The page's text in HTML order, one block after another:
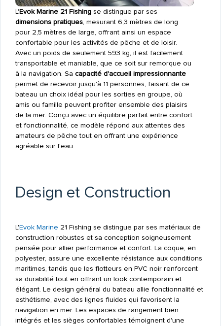
L'Evok Marine 21 Fishingse distingue par ses
dimensions pratiques, mesurant 6,3 mètres de long
pour 2,5 mètres de large, offrant ainsi un espace
confortable pour les activités de pêche et de loisir.
Avec un poids de seulement 593 kg, il est facilement
transportable et maniable, que ce soit sur remorque ou
à la navigation. Sa capacité d'accueil impressionnante
permet de recevoir jusqu'à 11 personnes, faisant de ce
bateau un choix idéal pour les sorties en groupe, où
amis ou famille peuvent profiter ensemble des plaisirs
de la mer. Conçu avec un équilibre parfait entre confort
et fonctionnalité, ce modèle répond aux attentes des
amateurs de pêche tout en offrant une expérience
agréable sur l'eau.
Design et Construction
L'Evok Marine 21 Fishing se distingue par ses matériaux de
construction robustes et sa conception soigneusement
pensée pour allier performance et confort. La coque, en
polyester, assure une excellente résistance aux conditions
maritimes, tandis que les flotteurs en PVC noir renforcent
sa durabilité tout en offrant un look contemporain et
élégant. Le design général du bateau allie fonctionnalité et
esthétisme, avec des lignes fluides qui favorisent la
navigation en mer. Les espaces de rangement bien
intégrés et les sièges confortables témoignent d'une